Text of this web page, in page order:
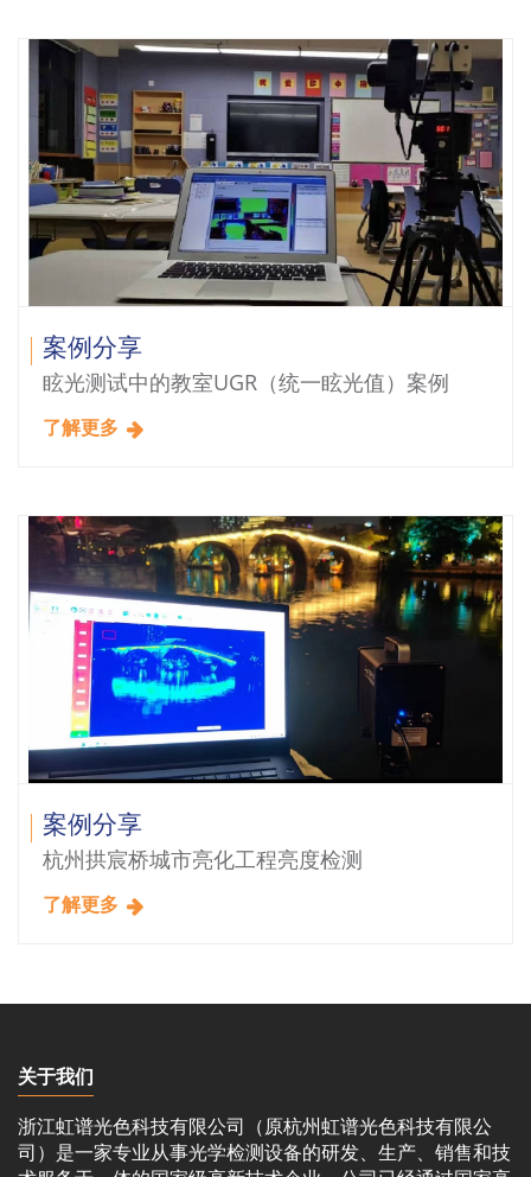
案例分享
眩光测试中的教室UGR（统一眩光值）案例
了解更多
案例分享
杭州拱宸桥城市亮化工程亮度检测
了解更多
关于我们
浙江虹谱光色科技有限公司（原杭州虹谱光色科技有限公
司）是一家专业从事光学检测设备的研发、生产、销售和技